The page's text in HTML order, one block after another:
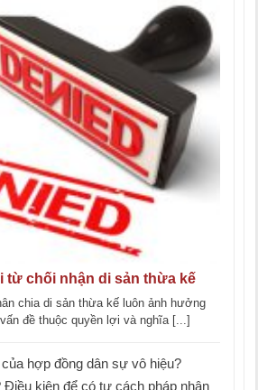
từ chối nhận di sản thừa kế
chia di sản thừa kế luôn ảnh hưởng
đề thuộc quyền lợi và nghĩa [...]
hợp đồng dân sự vô hiệu?
Điều kiện để có tư cách pháp nhân